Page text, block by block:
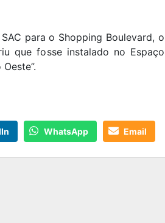
para o Shopping Boulevard, o
que fosse instalado no Espaço
WhatsApp Email